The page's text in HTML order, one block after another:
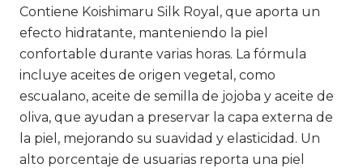
Contiene Koishimaru Silk Royal, que aporta un
efecto hidratante, manteniendo la piel
confortable durante varias horas. La fórmula
incluye aceites de origen vegetal, como
escualano, aceite de semilla de jojoba y aceite de
oliva, que ayudan a preservar la capa externa de
la piel, mejorando su suavidad y elasticidad. Un
alto porcentaje de usuarias reporta una piel